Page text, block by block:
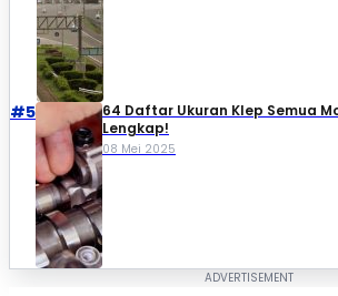
#5
64 Daftar Ukuran Klep Semua
Lengkap!
08 Mei 2025